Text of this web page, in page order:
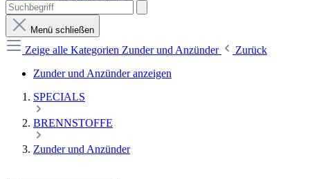
Menü schließen
Zeige alle Kategorien Zunder und Anzünder
Zurück
Zunder und Anzünder anzeigen
SPECIALS
BRENNSTOFFE
Zunder und Anzünder